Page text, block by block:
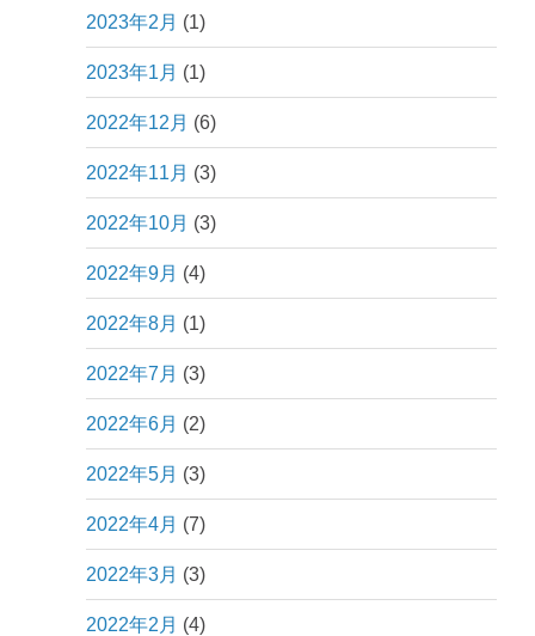
2023年2月 (1)
2023年1月 (1)
2022年12月 (6)
2022年11月 (3)
2022年10月 (3)
2022年9月 (4)
2022年8月 (1)
2022年7月 (3)
2022年6月 (2)
2022年5月 (3)
2022年4月 (7)
2022年3月 (3)
2022年2月 (4)